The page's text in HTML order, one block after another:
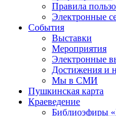
Правила
Электронные
События
Выставки
Мероприятия
Электронные
Достижения и
Мы в СМИ
Пушкинская карта
Краеведение
Библиоэфиры